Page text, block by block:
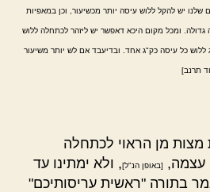
שלנו יש להקל ללוש עיסה יותר מכשיעור, וכן במאפיות
גדולה. ומכל מקום היכא דאפשר יש ליזהר לכתחלה ללוש
ללוש כל עיסה כק"ג אחד. ובדיעבד אם לש יותר משיעור
תרנב]
מן הראוי לכתחלה
עצמה,
[באופן הנ"ל], ולא ימתינו עד
בתורה "ראשית עריסותיכם"